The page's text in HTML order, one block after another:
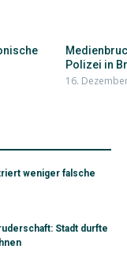
Polizei in
16.
weniger falsche
Stadt durfte